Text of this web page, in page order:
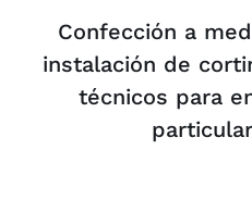
Confección a
instalación de
técnicos para